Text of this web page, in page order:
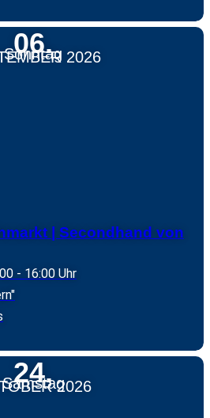
06. 2026
Sonntag
| Secondhand von
- 16:00 Uhr
24. 2026
Samstag